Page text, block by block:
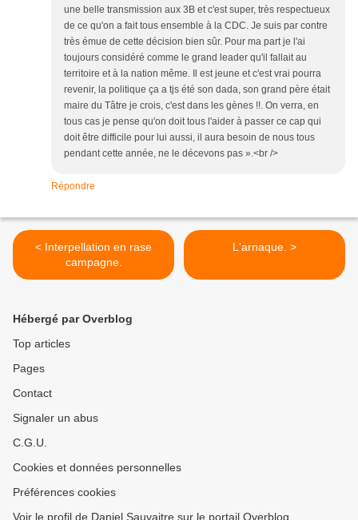
une belle transmission aux 3B et c'est super, très respectueux
de ce qu'on a fait tous ensemble à la CDC. Je suis par contre
très émue de cette décision bien sûr. Pour ma part je l'ai
toujours considéré comme le grand leader qu'il fallait au
territoire et à la nation même. Il est jeune et c'est vrai pourra
revenir, la politique ça a tjs été son dada, son grand père était
maire du Tâtre je crois, c'est dans les gènes !!. On verra, en
tous cas je pense qu'on doit tous l'aider à passer ce cap qui
doit être difficile pour lui aussi, il aura besoin de nous tous
pendant cette année, ne le décevons pas ».<br />
Répondre
< Interpellation en rase
campagne.
L'arnaque. >
Hébergé par Overblog
Top articles
Pages
Contact
Signaler un abus
C.G.U.
Cookies et données personnelles
Préférences cookies
Voir le profil de Daniel Sauvaitre sur le portail Overblog